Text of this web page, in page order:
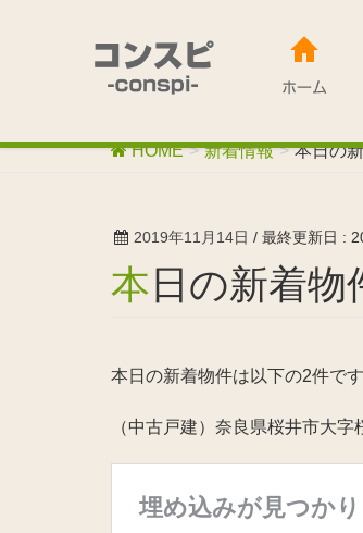
HOME 新着情報 本日の
2019年11月14日 / 最終更新日 :
本日の新着
本日の新着物件は以下の2件です
（中古戸建）奈良県桜井市大